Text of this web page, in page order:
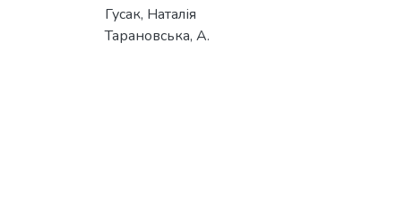
Гусак, Наталія
Тарановська, А.